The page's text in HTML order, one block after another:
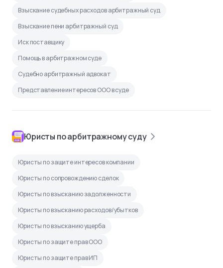
Взыскание судебных расходов арбитражный суд
Взыскание пени арбитражный суд
Иск поставщику
Помощь в арбитражном суде
Судебно арбитражный адвокат
Представление интересов ООО в суде
Юристы по арбитражному суду
Юристы по защите интересов компании
Юристы по сопровождению сделок
Юристы по взысканию задолженности
Юристы по взысканию расходов/убытков
Юристы по взысканию ущерба
Юристы по защите прав ООО
Юристы по защите прав ИП